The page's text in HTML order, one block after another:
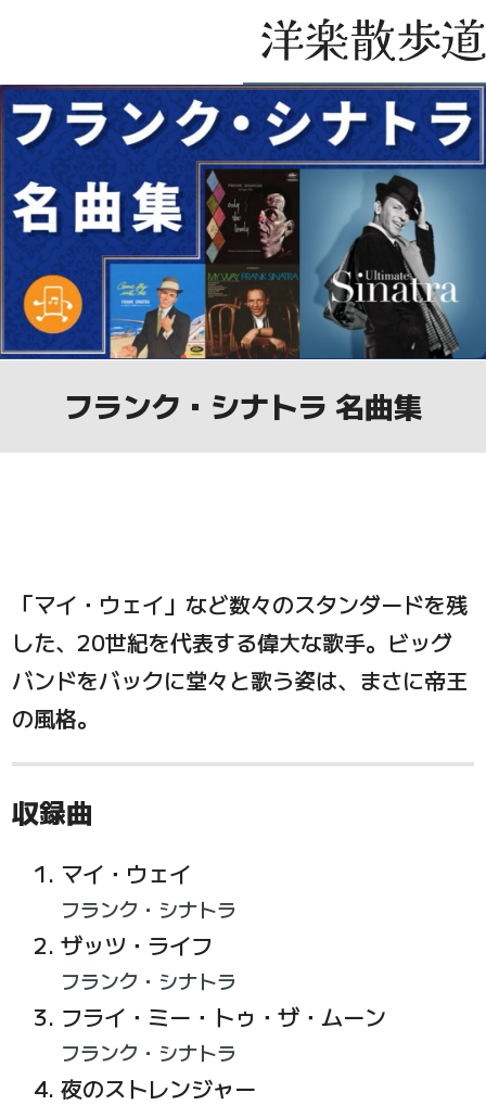
フランク・シナトラ 名曲集
「マイ・ウェイ」など数々のスタンダードを残
した、20世紀を代表する偉大な歌手。ビッグ
バンドをバックに堂々と歌う姿は、まさに帝王
の風格。
収録曲
マイ・ウェイ
フランク・シナトラ
ザッツ・ライフ
フランク・シナトラ
フライ・ミー・トゥ・ザ・ムーン
フランク・シナトラ
夜のストレンジャー